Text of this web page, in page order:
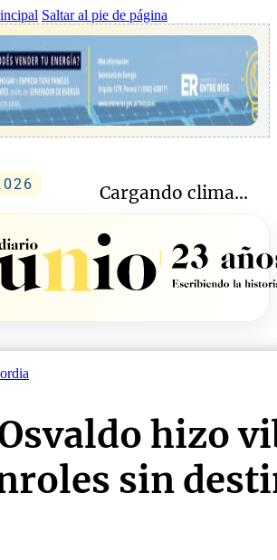
Saltar al pie de página
Cargando clima...
hizo
sin